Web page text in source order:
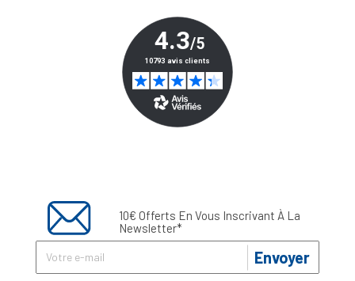
10€ Offerts En Vous Inscrivant À La
Newsletter*
Envoyer